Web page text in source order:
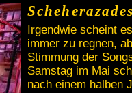
Irgendwie scheint
immer zu regnen,
Stimmung der
Samstag im Mai
nach einem halben